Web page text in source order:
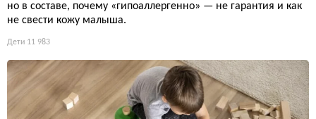
но в составе, почему «гипоаллергенно» — не гарантия и как
не свести кожу малыша.
Дети 11 983